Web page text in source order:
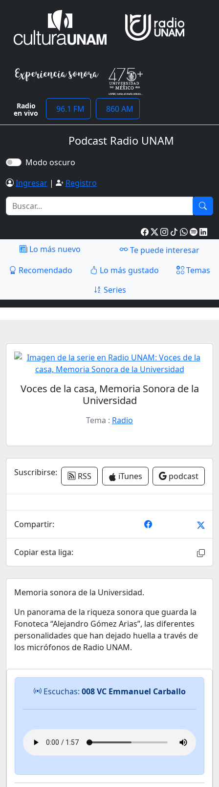
Radio
en vivo 96.1 FM 860 AM
Podcast Radio UNAM
Modo oscuro
Ingresar | Registro
Lo más nuevo
Te puede interesar
Recomendado
Lo más gustado
Temas
Series
Voces de la casa, Memoria Sonora de la
Universidad
Tema : Radio
Suscribirse: RSS iTunes podcast
Compartir:
Copiar esta liga:
Memoria sonora de la Universidad.
Un panorama de la riqueza sonora que guarda la
Fonoteca “Alejandro Gómez Arias”, las diferentes
personalidades que han dejado huella a través de
los micrófonos de Radio UNAM.
Escuchas: 008 VC Emmanuel Carballo